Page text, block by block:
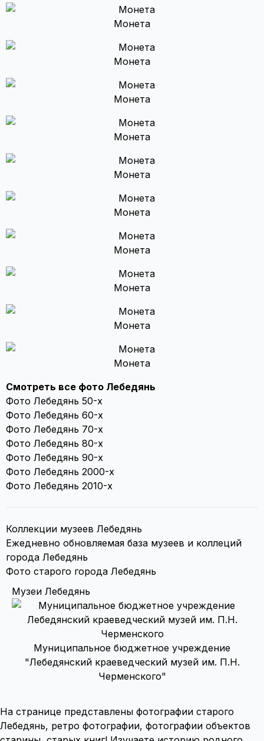
Монета
Монета
Монета
Монета
Монета
Монета
Монета
Монета
Монета
Монета
Смотреть все фото Лебедянь
Фото Лебедянь 50-х
Фото Лебедянь 60-х
Фото Лебедянь 70-х
Фото Лебедянь 80-х
Фото Лебедянь 90-х
Фото Лебедянь 2000-х
Фото Лебедянь 2010-х
Коллекции музеев Лебедянь
Ежедневно обновляемая база музеев и коллеций
города Лебедянь
Фото старого города Лебедянь
Музеи Лебедянь
Муниципальное бюджетное учреждение
"Лебедянский краеведческий музей им. П.Н.
Черменского"
На странице представлены фотографии старого
Лебедянь, ретро фотографии, фотографии объектов